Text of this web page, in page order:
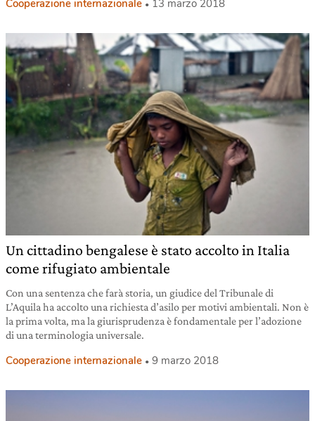
Cooperazione internazionale 13 marzo 2018
Un cittadino bengalese è stato accolto in Italia
come rifugiato ambientale
Con una sentenza che farà storia, un giudice del Tribunale di
L’Aquila ha accolto una richiesta d’asilo per motivi ambientali. Non è
la prima volta, ma la giurisprudenza è fondamentale per l’adozione
di una terminologia universale.
Cooperazione internazionale 9 marzo 2018